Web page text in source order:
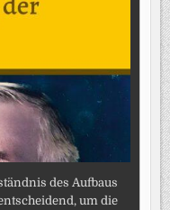
des Aufbaus
um die